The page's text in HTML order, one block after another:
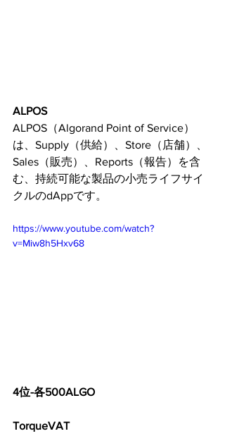
ALPOS
ALPOS（Algorand Point of Service）
は、Supply（供給）、Store（店舗）、
Sales（販売）、Reports（報告）を含
む、持続可能な製品の小売ライフサイ
クルのdAppです。
https://www.youtube.com/watch?
v=Miw8h5Hxv68
4位-各500ALGO
TorqueVAT